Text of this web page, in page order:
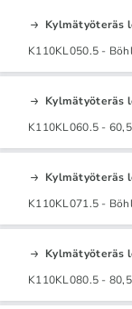
Kylmätyöteräs
K110KL050.5 -
Kylmätyöteräs
K110KL060.5 -
Kylmätyöteräs
K110KL071.5 -
Kylmätyöteräs
K110KL080.5 -